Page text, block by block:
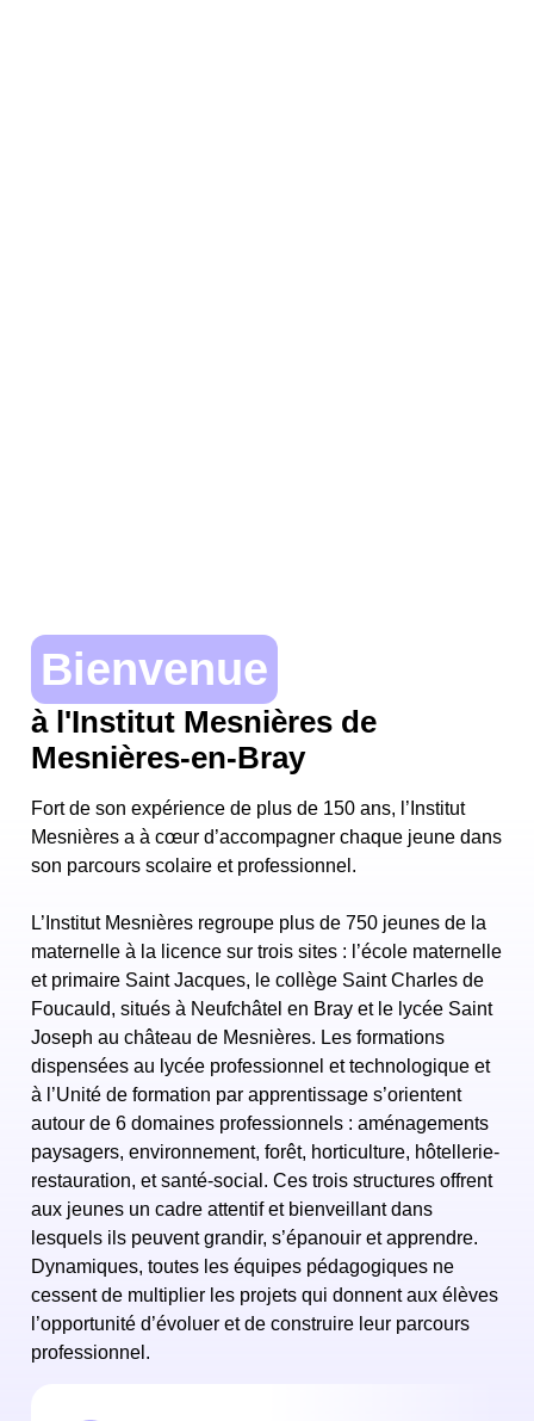
Bienvenue
à l'Institut Mesnières de
Mesnières-en-Bray
Fort de son expérience de plus de 150 ans, l’Institut
Mesnières a à cœur d’accompagner chaque jeune dans
son parcours scolaire et professionnel.
L’Institut Mesnières regroupe plus de 750 jeunes de la
maternelle à la licence sur trois sites : l’école maternelle
et primaire Saint Jacques, le collège Saint Charles de
Foucauld, situés à Neufchâtel en Bray et le lycée Saint
Joseph au château de Mesnières. Les formations
dispensées au lycée professionnel et technologique et
à l’Unité de formation par apprentissage s’orientent
autour de 6 domaines professionnels : aménagements
paysagers, environnement, forêt, horticulture, hôtellerie-
restauration, et santé-social. Ces trois structures offrent
aux jeunes un cadre attentif et bienveillant dans
lesquels ils peuvent grandir, s’épanouir et apprendre.
Dynamiques, toutes les équipes pédagogiques ne
cessent de multiplier les projets qui donnent aux élèves
l’opportunité d’évoluer et de construire leur parcours
professionnel.